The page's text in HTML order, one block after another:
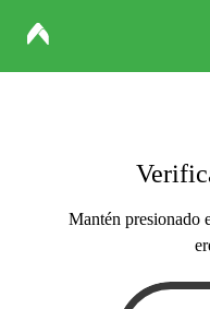
Mantén presionado